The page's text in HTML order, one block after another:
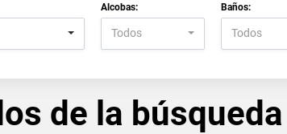
Alcobas:
Todos
Baños:
Todos
de la búsqueda